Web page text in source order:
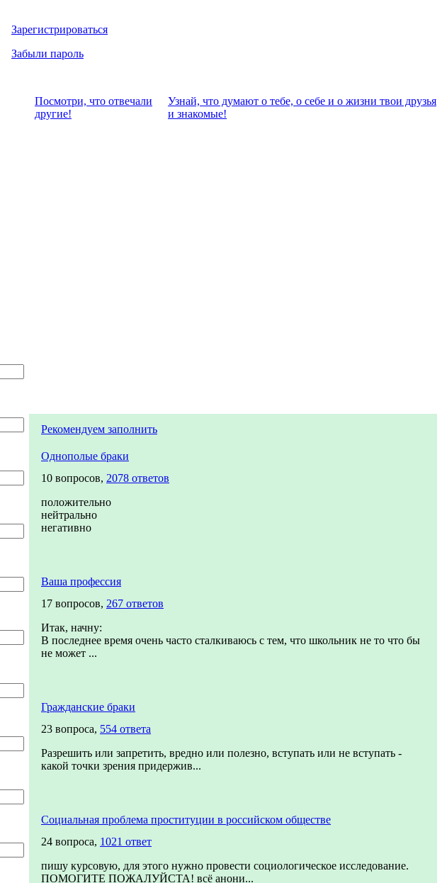
Зарегистрироваться
Забыли пароль
Посмотри, что отвeчали
другие!
Узнай, что думают о тебе, о себе и о жизни твои друзья
и знакомые!
Рекомендуем заполнить
Однополые браки
10 вопросов, 2078 ответов
положительно
нейтрально
негативно
Ваша профессия
17 вопросов, 267 ответов
Итак, начну:
В последнее время очень часто сталкиваюсь с тем, что школьник не то что бы
не может ...
Гражданские браки
23 вопроса, 554 ответа
Разрешить или запретить, вредно или полезно, вступать или не вступать -
какой точки зрения придержив...
Социальная проблема проституции в российском обществе
24 вопроса, 1021 ответ
пишу курсовую, для этого нужно провести социологическое исследование.
ПОМОГИТЕ ПОЖАЛУЙСТА! всё анони...